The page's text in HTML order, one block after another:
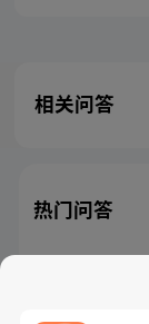
相关问答
热门问答